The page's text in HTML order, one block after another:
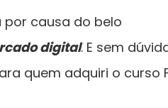
por causa do belo
digital. E sem
quem adquiri o curso